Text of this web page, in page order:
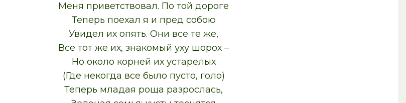
Меня приветствовал. По той дороге
Теперь поехал я и пред собою
Увидел их опять. Они все те же,
Все тот же их, знакомый уху шорох –
Но около корней их устарелых
(Где некогда все было пусто, голо)
Теперь младая роща разрослась,